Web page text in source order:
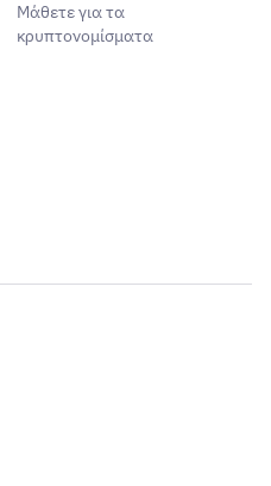
Μάθετε για τα
κρυπτονομίσματα